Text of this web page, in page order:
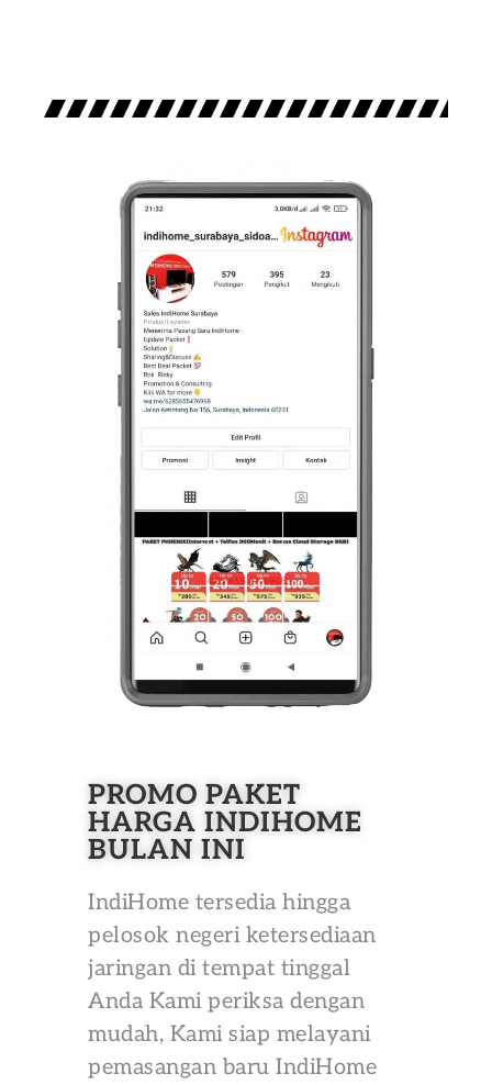
PROMO PAKET
HARGA INDIHOME
BULAN INI
IndiHome tersedia hingga
pelosok negeri ketersediaan
jaringan di tempat tinggal
Anda Kami periksa dengan
mudah, Kami siap melayani
pemasangan baru IndiHome